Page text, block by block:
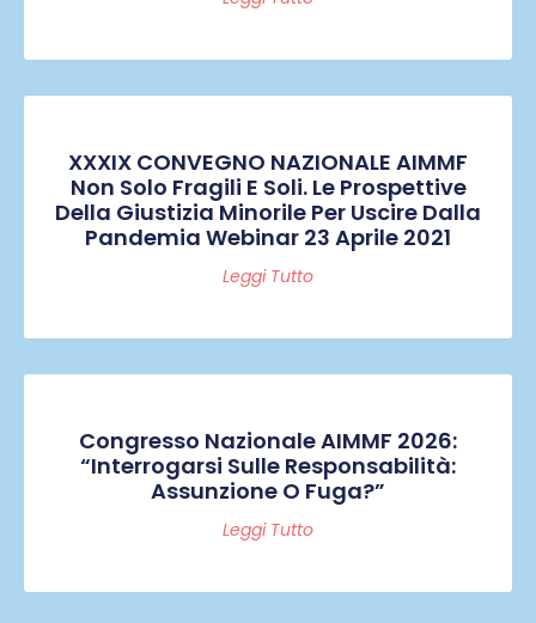
XXXIX CONVEGNO NAZIONALE AIMMF
Non Solo Fragili E Soli. Le Prospettive
Della Giustizia Minorile Per Uscire Dalla
Pandemia Webinar 23 Aprile 2021
Leggi Tutto
Congresso Nazionale AIMMF 2026:
“Interrogarsi Sulle Responsabilità:
Assunzione O Fuga?”
Leggi Tutto